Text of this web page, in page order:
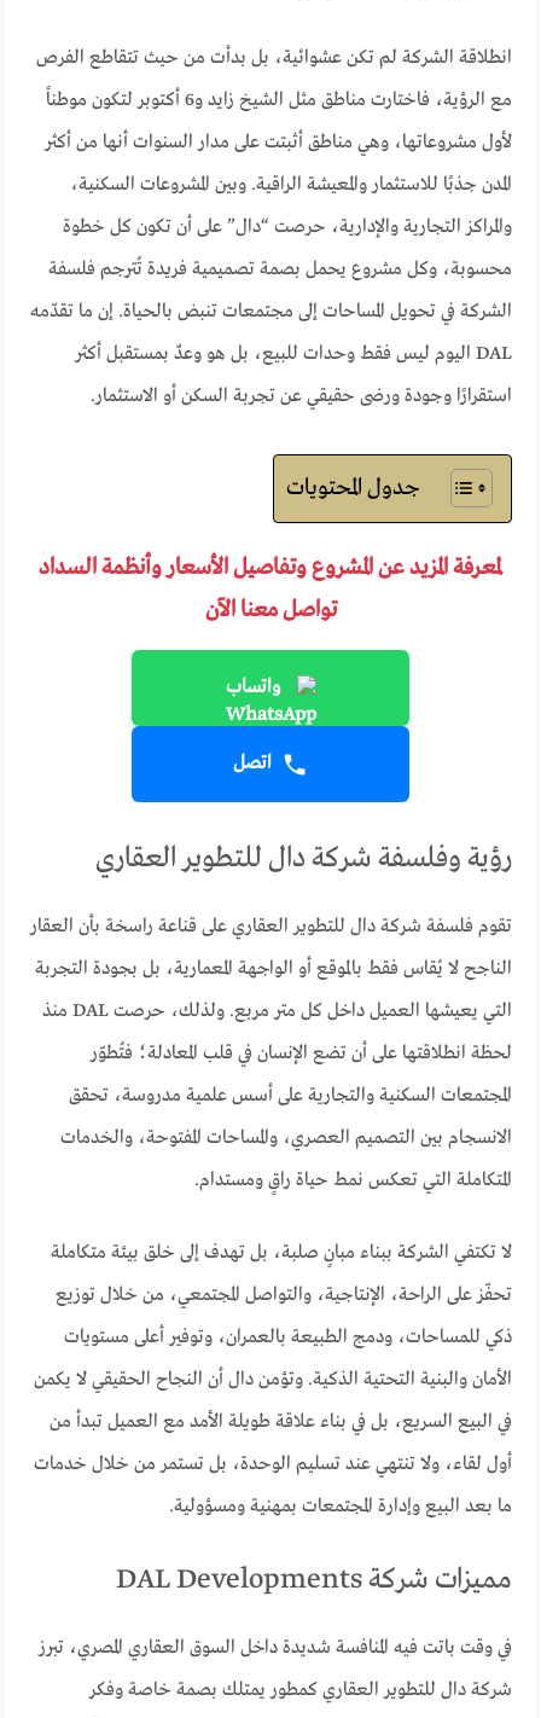
انطلاقة الشركة لم تكن عشوائية، بل بدأت من حيث تتقاطع الفرص
مع الرؤية، فاختارت مناطق مثل الشيخ زايد و6 أكتوبر لتكون موطناً
لأول مشروعاتها، وهي مناطق أثبتت على مدار السنوات أنها من أكثر
المدن جذبًا للاستثمار والمعيشة الراقية. وبين المشروعات السكنية،
والمراكز التجارية والإدارية، حرصت “دال” على أن تكون كل خطوة
محسوبة، وكل مشروع يحمل بصمة تصميمية فريدة تُترجم فلسفة
الشركة في تحويل المساحات إلى مجتمعات تنبض بالحياة. إن ما تقدّمه
DAL اليوم ليس فقط وحدات للبيع، بل هو وعدٌ بمستقبل أكثر
استقرارًا وجودة ورضى حقيقي عن تجربة السكن أو الاستثمار.
جدول المحتويات
لمعرفة المزيد عن المشروع وتفاصيل الأسعار وأنظمة السداد
تواصل معنا الآن
واتساب
اتصل
رؤية وفلسفة شركة دال للتطوير العقاري
تقوم فلسفة شركة دال للتطوير العقاري على قناعة راسخة بأن العقار
الناجح لا يُقاس فقط بالموقع أو الواجهة المعمارية، بل بجودة التجربة
التي يعيشها العميل داخل كل متر مربع. ولذلك، حرصت DAL منذ
لحظة انطلاقتها على أن تضع الإنسان في قلب المعادلة؛ فتُطوّر
المجتمعات السكنية والتجارية على أسس علمية مدروسة، تحقق
الانسجام بين التصميم العصري، والمساحات المفتوحة، والخدمات
المتكاملة التي تعكس نمط حياة راقٍ ومستدام.
لا تكتفي الشركة ببناء مبانٍ صلبة، بل تهدف إلى خلق بيئة متكاملة
تحفّز على الراحة، الإنتاجية، والتواصل المجتمعي، من خلال توزيع
ذكي للمساحات، ودمج الطبيعة بالعمران، وتوفير أعلى مستويات
الأمان والبنية التحتية الذكية. وتؤمن دال أن النجاح الحقيقي لا يكمن
في البيع السريع، بل في بناء علاقة طويلة الأمد مع العميل تبدأ من
أول لقاء، ولا تنتهي عند تسليم الوحدة، بل تستمر من خلال خدمات
ما بعد البيع وإدارة المجتمعات بمهنية ومسؤولية.
مميزات شركة DAL Developments
في وقت باتت فيه المنافسة شديدة داخل السوق العقاري المصري، تبرز
شركة دال للتطوير العقاري كمطور يمتلك بصمة خاصة وفكر